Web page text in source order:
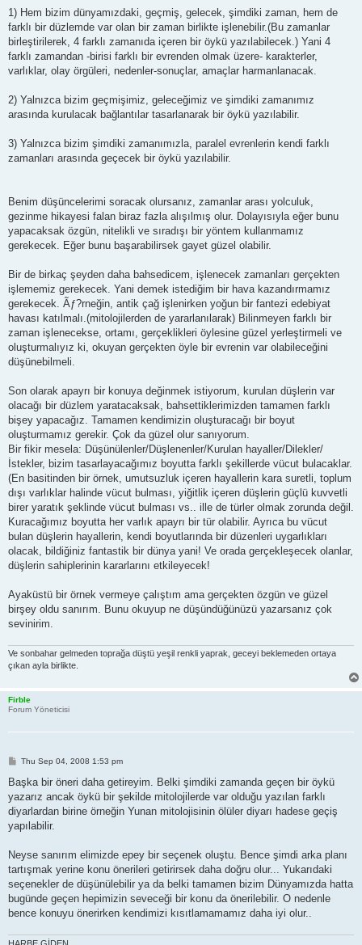
1) Hem bizim dünyamızdaki, geçmiş, gelecek, şimdiki zaman, hem de
farklı bir düzlemde var olan bir zaman birlikte işlenebilir.(Bu zamanlar
birleştirilerek, 4 farklı zamanıda içeren bir öykü yazılabilecek.) Yani 4
farklı zamandan -birisi farklı bir evrenden olmak üzere- karakterler,
varlıklar, olay örgüleri, nedenler-sonuçlar, amaçlar harmanlanacak.
2) Yalnızca bizim geçmişimiz, geleceğimiz ve şimdiki zamanımız
arasında kurulacak bağlantılar tasarlanarak bir öykü yazılabilir.
3) Yalnızca bizim şimdiki zamanımızla, paralel evrenlerin kendi farklı
zamanları arasında geçecek bir öykü yazılabilir.
Benim düşüncelerimi soracak olursanız, zamanlar arası yolculuk,
gezinme hikayesi falan biraz fazla alışılmış olur. Dolayısıyla eğer bunu
yapacaksak özgün, nitelikli ve sıradışı bir yöntem kullanmamız
gerekecek. Eğer bunu başarabilirsek gayet güzel olabilir.
Bir de birkaç şeyden daha bahsedicem, işlenecek zamanları gerçekten
işlememiz gerekecek. Yani demek istediğim bir hava kazandırmamız
gerekecek. Ãƒ?rneğin, antik çağ işlenirken yoğun bir fantezi edebiyat
havası katılmalı.(mitolojilerden de yararlanılarak) Bilinmeyen farklı bir
zaman işlenecekse, ortamı, gerçeklikleri öylesine güzel yerleştirmeli ve
oluşturmalıyız ki, okuyan gerçekten öyle bir evrenin var olabileceğini
düşünebilmeli.
Son olarak apayrı bir konuya değinmek istiyorum, kurulan düşlerin var
olacağı bir düzlem yaratacaksak, bahsettiklerimizden tamamen farklı
bişey yapacağız. Tamamen kendimizin oluşturacağı bir boyut
oluşturmamız gerekir. Çok da güzel olur sanıyorum.
Bir fikir mesela: Düşünülenler/Düşlenenler/Kurulan hayaller/Dilekler/
İstekler, bizim tasarlayacağımız boyutta farklı şekillerde vücut bulacaklar.
(En basitinden bir örnek, umutsuzluk içeren hayallerin kara suretli, toplum
dışı varlıklar halinde vücut bulması, yiğitlik içeren düşlerin güçlü kuvvetli
birer yaratık şeklinde vücut bulması vs.. ille de türler olmak zorunda değil.
Kuracağımız boyutta her varlık apayrı bir tür olabilir. Ayrıca bu vücut
bulan düşlerin hayallerin, kendi boyutlarında bir düzenleri uygarlıkları
olacak, bildiğiniz fantastik bir dünya yani! Ve orada gerçekleşecek olanlar,
düşlerin sahiplerinin kararlarını etkileyecek!
Ayaküstü bir örnek vermeye çalıştım ama gerçekten özgün ve güzel
birşey oldu sanırım. Bunu okuyup ne düşündüğünüzü yazarsanız çok
sevinirim.
Ve sonbahar gelmeden toprağa düştü yeşil renkli yaprak, geceyi beklemeden ortaya
çıkan ayla birlikte.
Firble
Forum Yöneticisi
P
s
Thu Sep 04, 2008 1:53 pm
Başka bir öneri daha getireyim. Belki şimdiki zamanda geçen bir öykü
yazarız ancak öykü bir şekilde mitolojilerde var olduğu yazılan farklı
diyarlardan birine örneğin Yunan mitolojisinin ölüler diyarı hadese geçiş
yapılabilir.
Neyse sanırım elimizde epey bir seçenek oluştu. Bence şimdi arka planı
tartışmak yerine konu önerileri getirirsek daha doğru olur... Yukarıdaki
seçenekler de düşünülebilir ya da belki tamamen bizim Dünyamızda hatta
bugünde geçen hepimizin seveceği bir konu da önerilebilir. O nedenle
bence konuyu önerirken kendimizi kısıtlamamamız daha iyi olur..
HARBE GİDEN